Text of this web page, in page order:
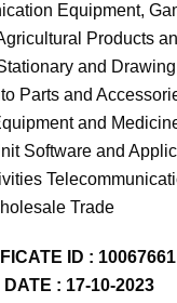
Equipment,
Products
and
Parts and
and
Software and
Trade
ID : 10067661
DATE : 17-10-2023